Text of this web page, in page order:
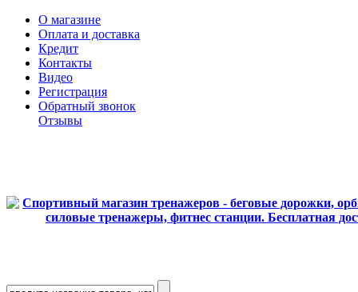
О магазине
Оплата и доставка
Кредит
Контакты
Видео
Регистрация
Обратный звонок
Отзывы